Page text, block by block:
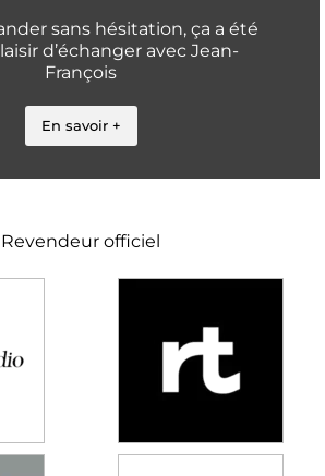
sans hésitation, ça a été
d’échanger avec Jean-
François
En savoir +
Revendeur officiel